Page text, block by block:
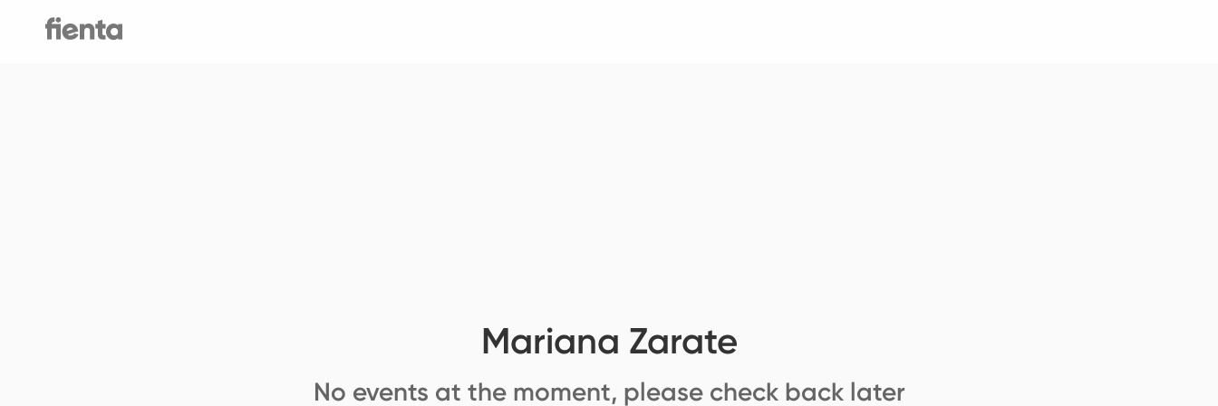
Mariana Zarate
No events at the moment, please check back later